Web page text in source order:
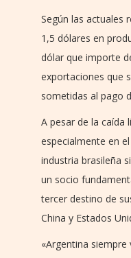
Según las actuales
1,5 dólares en
dólar que importe
exportaciones que
sometidas al pago
A pesar de la caída
especialmente en
industria brasileña
un socio
tercer destino de
China y Estados
«Argentina